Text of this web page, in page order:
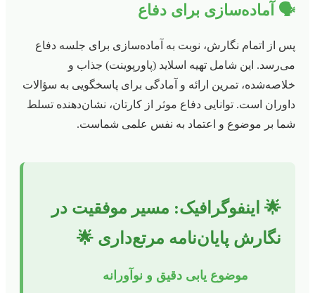
🗣️ آماده‌سازی برای دفاع
پس از اتمام نگارش، نوبت به آماده‌سازی برای جلسه دفاع
می‌رسد. این شامل تهیه اسلاید (پاورپوینت) جذاب و
خلاصه‌شده، تمرین ارائه و آمادگی برای پاسخگویی به سؤالات
داوران است. توانایی دفاع موثر از کارتان، نشان‌دهنده تسلط
شما بر موضوع و اعتماد به نفس علمی شماست.
🌟 اینفوگرافیک: مسیر موفقیت در
نگارش پایان‌نامه مرتع‌داری 🌟
موضوع یابی دقیق و نوآورانه